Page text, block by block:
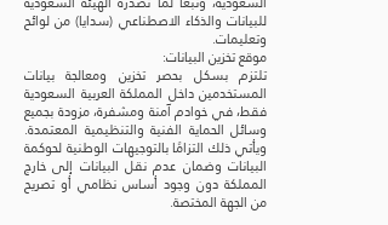
للبيانات والذكاء الاصطناعي (سدايا) من لوائح
وتعليمات.
موقع تخزين البيانات:
تلتزم بسكل بحصر تخزين ومعالجة بيانات
المستخدمين داخل المملكة العربية السعودية
فقط، في خوادم آمنة ومشفرة، مزودة بجميع
وسائل الحماية الفنية والتنظيمية المعتمدة.
ويأتي ذلك التزامًا بالتوجيهات الوطنية لحوكمة
البيانات وضمان عدم نقل البيانات إلى خارج
المملكة دون وجود أساس نظامي أو تصريح
من الجهة المختصة.